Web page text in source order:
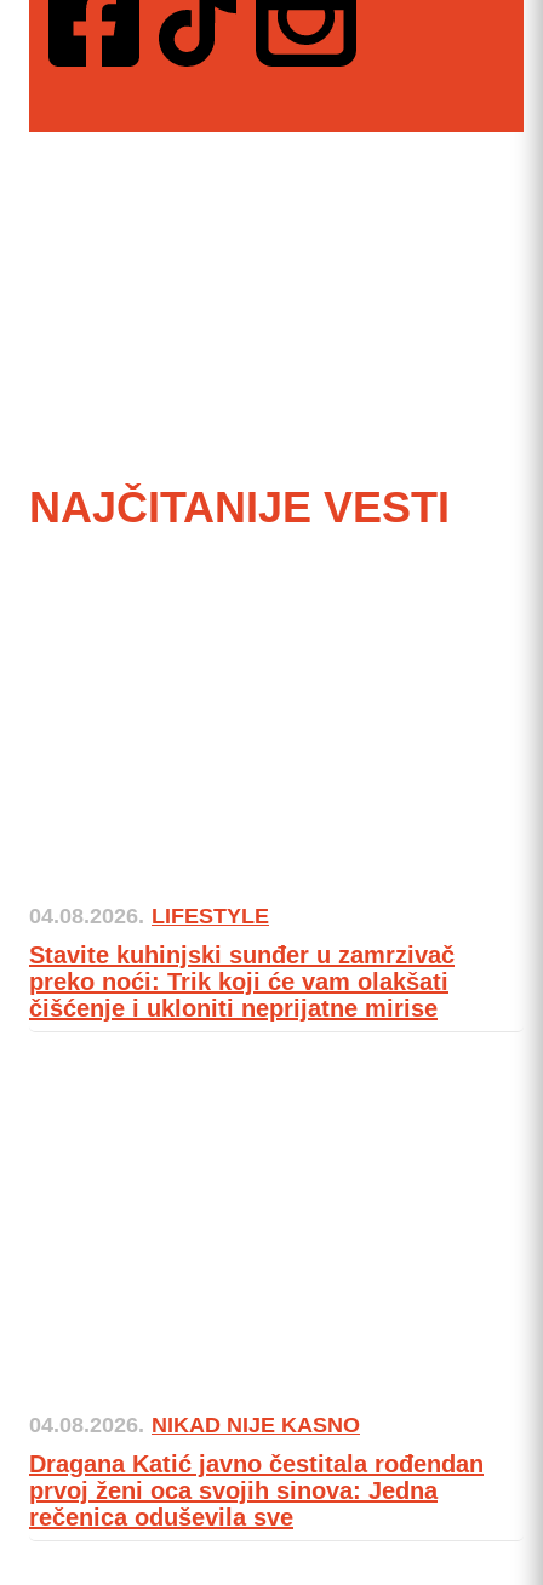
NAJČITANIJE VESTI
04.08.2026. LIFESTYLE
Stavite kuhinjski sunđer u zamrzivač
preko noći: Trik koji će vam olakšati
čišćenje i ukloniti neprijatne mirise
04.08.2026. NIKAD NIJE KASNO
Dragana Katić javno čestitala rođendan
prvoj ženi oca svojih sinova: Jedna
rečenica oduševila sve